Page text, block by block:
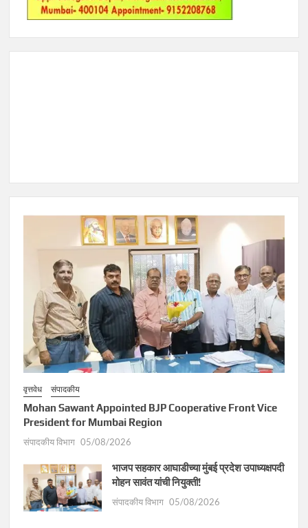
वृत्तवेध संपादकीय
Mohan Sawant Appointed BJP Cooperative Front Vice
President for Mumbai Region
संपादकीय विभाग 05/08/2026
भाजप सहकार आघाडीच्या मुंबई प्रदेश उपाध्यक्षपदी
मोहन सावंत यांची नियुक्ती!
संपादकीय विभाग 05/08/2026